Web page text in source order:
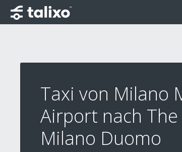
Taxi von Milano
Airport nach The
Milano Duomo